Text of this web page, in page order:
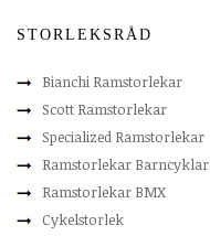
STORLEKSRÅD
Bianchi Ramstorlekar
Scott Ramstorlekar
Specialized Ramstorlekar
Ramstorlekar Barncyklar
Ramstorlekar BMX
Cykelstorlek